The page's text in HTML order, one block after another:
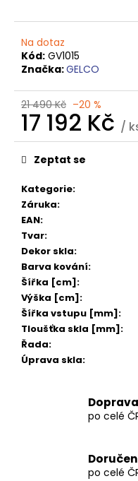
Na dotaz
Kód: GV1015
Značka:GELCO
21 490 Kč –20 %
17 192 Kč /
Měrná
cena:
Kategorie:
Záruka:
EAN:
Tvar:
Dekor skla:
Barva kování:
Šířka [cm]:
Výška [cm]:
Šířka vstupu [mm]:
Tloušťka skla [mm]:
Řada:
Úprava skla:
Zeptat se
po celé
po celé
o
o
u
č
u
e
m
VARIO
SPRCHOVÁ
ZÁSTĚNA
1000
MM
TMAVÉ
SKLO
GX1310
240
Kč
Původně: